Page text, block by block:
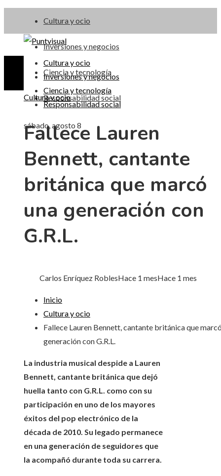
Cultura y ocio
Inversiones y negocios
Ciencia y tecnología
Responsabilidad social
sábado, agosto 8
Cultura y ocio
Inversiones y negocios
Ciencia y tecnología
Responsabilidad social
Cultura y ocio
Fallece Lauren
Bennett, cantante
británica que marcó
una generación con
G.R.L.
Carlos Enríquez RoblesHace 1 mesHace 1 mes
Inicio
Cultura y ocio
Fallece Lauren Bennett, cantante británica que
generación con G.R.L.
La industria musical despide a Lauren
Bennett, cantante británica que dejó
huella tanto con G.R.L. como con su
participación en uno de los mayores
éxitos del pop electrónico de la
década de 2010. Su legado permanece
en una generación de seguidores que
la acompañó durante toda su carrera.